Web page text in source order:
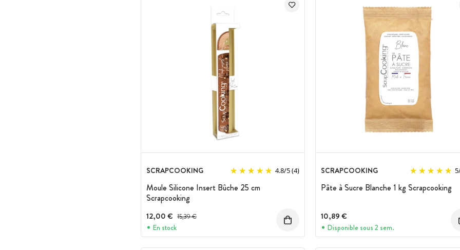
SCRAPCOOKING 4.8/5(4)
Moule Silicone Insert Bûche 25 cm
Scrapcooking
12,00 € Prix avant réduction :
15,39 €
En stock
SCRAPCOOKING 5
Pâte à Sucre Blanche 1 kg Scrapcooking
10,89 €
Disponible sous 2 sem.